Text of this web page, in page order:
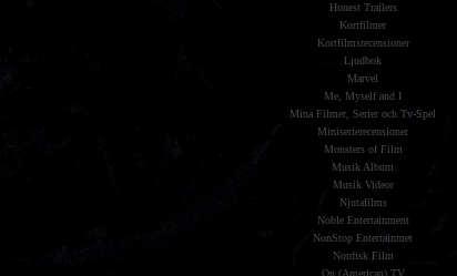
Honest Trailers
Kortfilmer
Kortfilmsrecensioner
Ljudbok
Marvel
Me, Myself and I
Mina Filmer, Serier och Tv-Spel
Miniserierecensioner
Monsters of Film
Musik Album
Musik Videor
Njutafilms
Noble Entertainment
NonStop Entertainmet
Nordisk Film
On (American) TV